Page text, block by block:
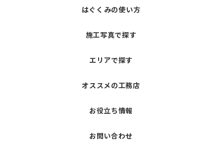
はぐくみの使い方
施工写真で探す
エリアで探す
オススメの工務店
お役立ち情報
お問い合わせ